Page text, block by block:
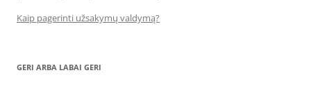
Kaip pagerinti užsakymų valdymą?
GERI ARBA LABAI GERI